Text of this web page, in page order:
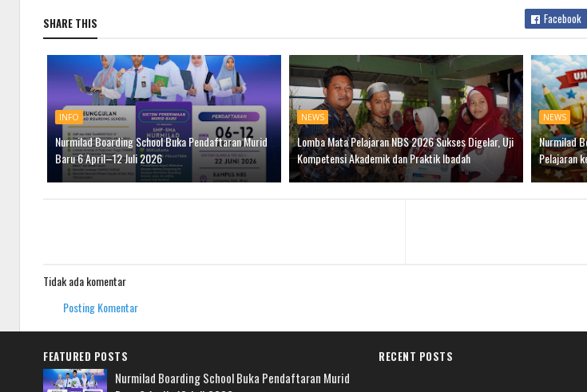
SHARE THIS Facebook
INFO
Nurmilad Boarding School Buka Pendaftaran Murid
Baru 6 April–12 Juli 2026
NEWS
Lomba Mata Pelajaran NBS 2026 Sukses Digelar, Uji
Kompetensi Akademik dan Praktik Ibadah
NEWS
Nurmilad
Pelajaran
Tidak ada komentar
Posting Komentar
FEATURED POSTS
Nurmilad Boarding School Buka Pendaftaran Murid
RECENT POSTS